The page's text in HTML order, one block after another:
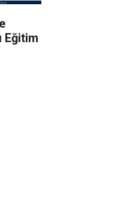
Eğitim